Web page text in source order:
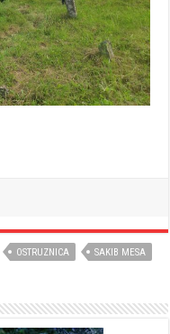
OSTRUZNICA SAKIB MESA